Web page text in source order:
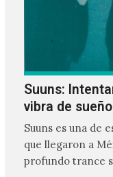
Suuns:
vibra de
Suuns es una de
que llegaron a
profundo trance